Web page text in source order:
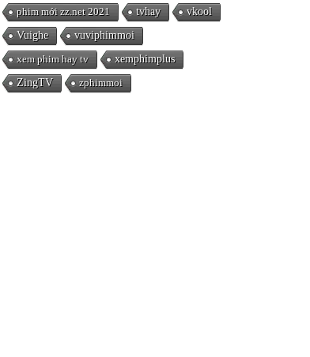
phim mới zz.net 2021 tvhay
vkool
Vuighe
vuviphimmoi
xem phim hay tv
xemphimplus
ZingTV
zphimmoi